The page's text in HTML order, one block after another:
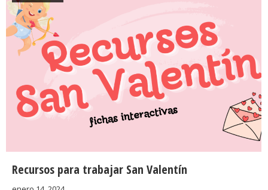
Recursos para trabajar San Valentín